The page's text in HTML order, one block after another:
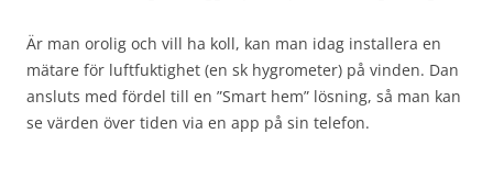
Är man orolig och vill ha koll, kan man idag installera en
mätare för luftfuktighet (en sk hygrometer) på vinden. Dan
ansluts med fördel till en ”Smart hem” lösning, så man kan
se värden över tiden via en app på sin telefon.